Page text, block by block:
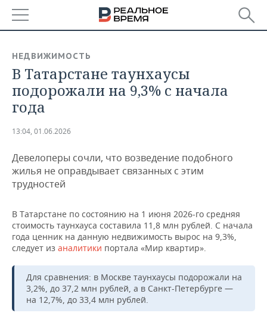
БАШКОРТОСТАН
ТАТАРСТАН
НОВОСТИ
АНАЛИТИКА
ДЕКЛАРАЦИИ О ДОХОДАХ
КОРОЛИ ГОСЗАКАЗА ПФО
КОМУ ПРИНАДЛЕЖАТ
ТОРГОВЫЕ ЦЕНТРЫ
ТАТАРСТАНА
НОВОСТИ ЭКОНОМИКИ
ФИНАНСЫ
БЮДЖЕТ
ПРОМЫШЛЕННОСТЬ
НОВОСТИ
ПРОМЫШЛЕННОСТИ
АГРОПРОМ
МАШИНОСТРОЕНИЕ
НЕФТЬ
НЕДВИЖИМОСТЬ
НОВОСТИ АВТО
БИЗНЕС
РОЗНИЧНАЯ ТОРГОВЛЯ
НОВОСТИ ТЕХНОЛОГИЙ
МЕРОПРИЯТИЯ
НЕДВИЖИМОСТЬ
В Татарстане таунхаусы
подорожали на 9,3% с начала
года
13:04, 01.06.2026
Девелоперы сочли, что возведение подобного
жилья не оправдывает связанных с этим
трудностей
В Татарстане по состоянию на 1 июня 2026-го средняя
стоимость таунхауса составила 11,8 млн рублей. С начала
года ценник на данную недвижимость вырос на 9,3%,
следует из аналитики портала «Мир квартир».
Для сравнения: в Москве таунхаусы подорожали на
3,2%, до 37,2 млн рублей, а в Санкт-Петербурге —
на 12,7%, до 33,4 млн рублей.